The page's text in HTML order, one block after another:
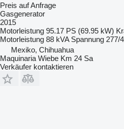
Preis auf Anfrage
Gasgenerator
2015
Motorleistung 95.17 PS (69.95 kW)
Motorleistung 88 kVA Spannung 277/
Mexiko, Chihuahua
Maquinaria Wiebe Km 24 Sa
Verkäufer kontaktieren